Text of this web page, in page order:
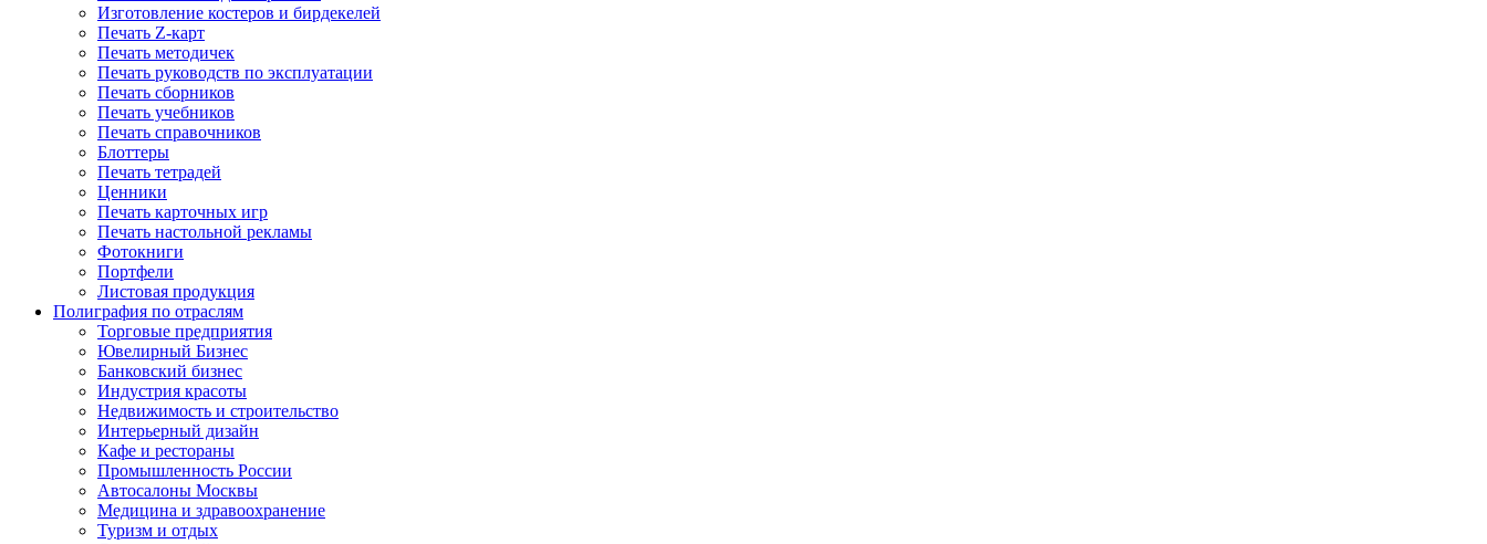
Изготовление костеров и бирдекелей
Печать Z-карт
Печать методичек
Печать руководств по эксплуатации
Печать сборников
Печать учебников
Печать справочников
Блоттеры
Печать тетрадей
Ценники
Печать карточных игр
Печать настольной рекламы
Фотокниги
Портфели
Листовая продукция
Полиграфия по отраслям
Торговые предприятия
Ювелирный Бизнес
Банковский бизнес
Индустрия красоты
Недвижимость и строительство
Интерьерный дизайн
Кафе и рестораны
Промышленность России
Автосалоны Москвы
Медицина и здравоохранение
Туризм и отдых